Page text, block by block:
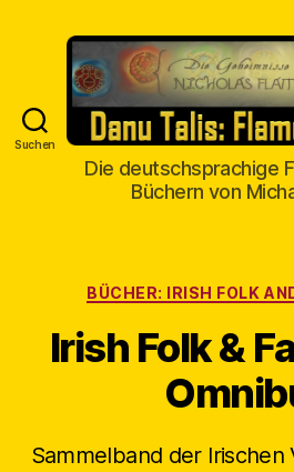
Suchen
Danu
Talis
Die deutschsprachige
Büchern von
BÜCHER: IRISH FOLK
Irish Folk &
Sammelband der Irischen